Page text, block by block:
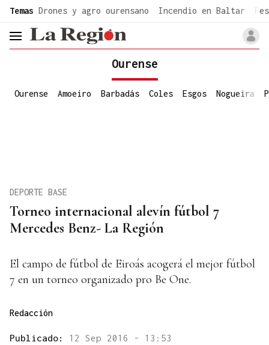
Temas Drones y agro ourensano Incendio en Baltar
header.menu.open
Ourense
Ourense Amoeiro Barbadás Coles Esgos Nogueira
Torneo internacional alevín fútbol 7
Mercedes Benz- La Región
DEPORTE BASE
El campo de fútbol de Eiroás acogerá el mejor fútbol
7 en un torneo organizado pro Be One.
Redacción
Publicado: 12 Sep 2016 - 13:53